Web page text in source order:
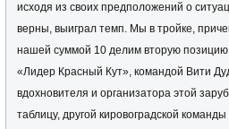
исходя из своих предположений о
верны, выиграл темп. Мы в тройке,
нашей суммой 10 делим вторую
«Лидер Красный Кут», командой Вити
вдохновителя и организатора этой
таблицу, другой кировоградской